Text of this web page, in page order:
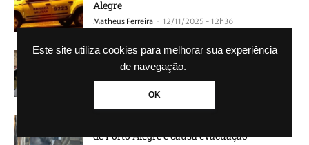
Este site utiliza cookies para melhorar sua experiência
de navegação.
OK
Alegre
Matheus Ferreira - 12/11/2025 - 12h36
Avó e neta de 6 anos ficam feridas após
serem atropeladas por carro em...
de Porto Alegre e causa evacuação